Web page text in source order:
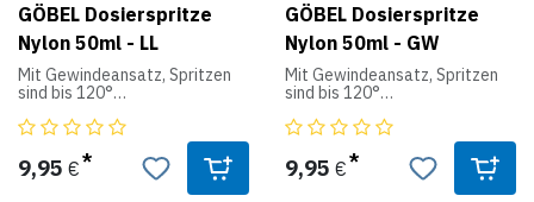
GÖBEL Dosierspritze
Nylon 50ml - LL
Mit Gewindeansatz, Spritzen
sind bis 120°
deshalb auch
Auch mit Luer-Lock-Ansatz
9,95 €
GÖBEL Dosierspritze
Nylon 50ml - GW
Mit Gewindeansatz, Spritzen
sind bis 120°
deshalb auch
Auch mit Luer-Lock-Ansatz
9,95 €